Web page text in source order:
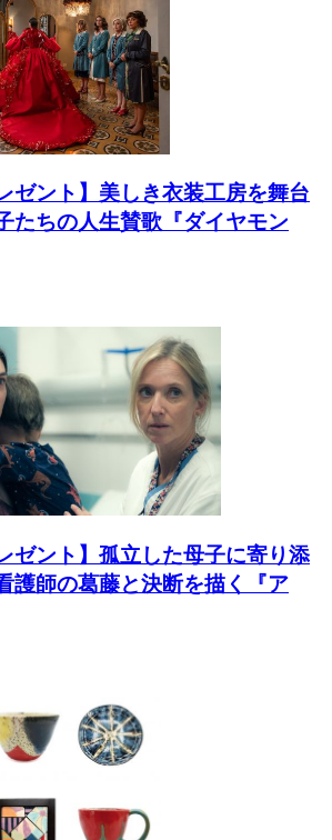
ゼント】美しき衣装工房を舞台
たちの人生賛歌『ダイヤモン
ゼント】孤立した母子に寄り添
護師の葛藤と決断を描く『ア